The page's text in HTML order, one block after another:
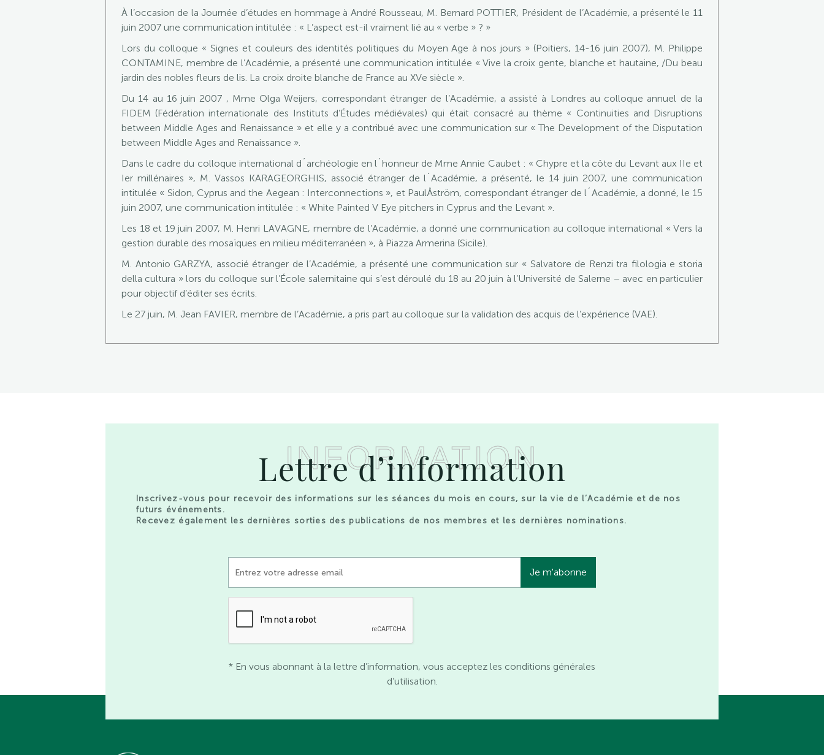
À l’occasion de la Journée d’études en hommage à André Rousseau, M. Bernard POTTIER, Président de l’Académie, a présenté le 11
juin 2007 une communication intitulée : « L’aspect est-il vraiment lié au « verbe » ? »
Lors du colloque « Signes et couleurs des identités politiques du Moyen Age à nos jours » (Poitiers, 14-16 juin 2007), M. Philippe
CONTAMINE, membre de l’Académie, a présenté une communication intitulée « Vive la croix gente, blanche et hautaine, /Du beau
jardin des nobles fleurs de lis. La croix droite blanche de France au XVe siècle ».
Du 14 au 16 juin 2007 , Mme Olga Weijers, correspondant étranger de l’Académie, a assisté à Londres au colloque annuel de la
FIDEM (Fédération internationale des Instituts d’Études médiévales) qui était consacré au thème « Continuities and Disruptions
between Middle Ages and Renaissance » et elle y a contribué avec une communication sur « The Development of the Disputation
between Middle Ages and Renaissance ».
Dans le cadre du colloque international d´archéologie en l´honneur de Mme Annie Caubet : « Chypre et la côte du Levant aux IIe et
Ier millénaires », M. Vassos KARAGEORGHIS, associé étranger de l´Académie, a présenté, le 14 juin 2007, une communication
intitulée « Sidon, Cyprus and the Aegean : Interconnections », et PaulÅström, correspondant étranger de l´Académie, a donné, le 15
juin 2007, une communication intitulée : « White Painted V Eye pitchers in Cyprus and the Levant ».
Les 18 et 19 juin 2007, M. Henri LAVAGNE, membre de l’Académie, a donné une communication au colloque international « Vers la
gestion durable des mosaïques en milieu méditerranéen », à Piazza Armerina (Sicile).
M. Antonio GARZYA, associé étranger de l’Académie, a présenté une communication sur « Salvatore de Renzi tra filologia e storia
della cultura » lors du colloque sur l’École salernitaine qui s’est déroulé du 18 au 20 juin à l’Université de Salerne − avec en particulier
pour objectif d’éditer ses écrits.
Le 27 juin, M. Jean FAVIER, membre de l’Académie, a pris part au colloque sur la validation des acquis de l’expérience (VAE).
INFORMATION
Lettre d’information
Inscrivez-vous pour recevoir des informations sur les séances du mois en cours, sur la vie de l’Académie et de nos
futurs événements.
Recevez également les dernières sorties des publications de nos membres et les dernières nominations.
* En vous abonnant à la lettre d’information, vous acceptez les conditions générales
d’utilisation.